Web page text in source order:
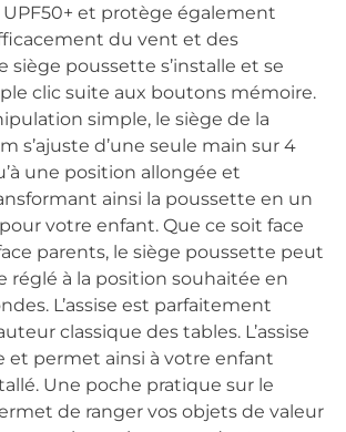
et protège également
du vent et des
siège poussette s’installe et se
clic suite aux boutons mémoire.
simple, le siège de la
s’ajuste d’une seule main sur 4
une position allongée et
ainsi la poussette en un
votre enfant. Que ce soit face
parents, le siège poussette peut
réglé à la position souhaitée en
L’assise est parfaitement
classique des tables. L’assise
et permet ainsi à votre enfant
Une poche pratique sur le
de ranger vos objets de valeur